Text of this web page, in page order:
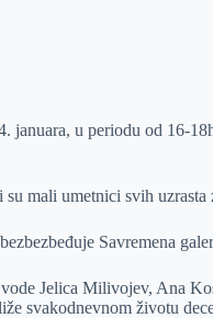
januara, u periodu od 16-
su mali umetnici svih
Savremena
Jelica Milivojev, Ana
svakodnevnom životu